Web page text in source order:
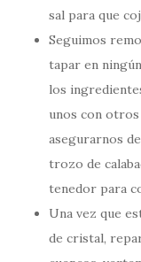
sal para que
Seguimos
tapar en
los
unos con otros
asegurarnos
trozo de
tenedor para
Una vez que
de cristal,